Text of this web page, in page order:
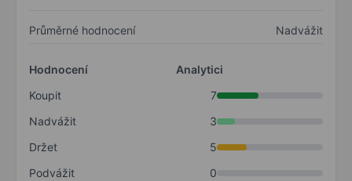
Průměrné hodnocení Nadvážit
Hodnocení
Analytici
Koupit
7
Nadvážit
3
Držet
5
Podvážit
0